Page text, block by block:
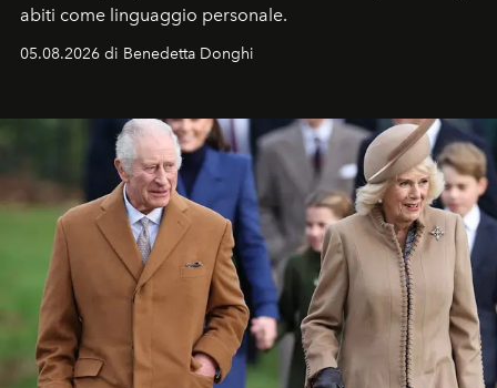
abiti come linguaggio personale.
05.08.2026 di Benedetta Donghi